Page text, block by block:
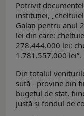
Potrivit
instituţiei,
Galaţi pentru anul
lei din care:
278.444.000 lei;
1.781.557.000 lei”.
Din totalul
sută - provine din
bugetul de stat,
justă şi fondul de